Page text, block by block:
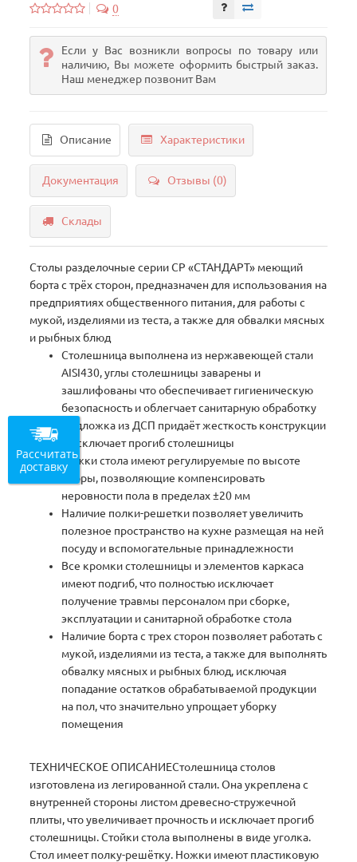
0
Если у Вас возникли вопросы по товару или
наличию, Вы можете оформить быстрый заказ.
Наш менеджер позвонит Вам
Описание Характеристики
Документация Отзывы (0)
Склады
Столы разделочные серии СР «СТАНДАРТ» меющий
борта с трёх сторон, предназначен для использования на
предприятиях общественного питания, для работы с
мукой, изделиями из теста, а также для обвалки мясных
и рыбных блюд
Столешница выполнена из нержавеющей стали
AISI430, углы столешницы заварены и
зашлифованы что обеспечивает гигиеническую
безопасность и облегчает санитарную обработку
Подложка из ДСП придаёт жесткость конструкции
и исключает прогиб столешницы
Ножки стола имеют регулируемые по высоте
опоры, позволяющие компенсировать
неровности пола в пределах ±20 мм
Наличие полки-решетки позволяет увеличить
полезное пространство на кухне размещая на ней
посуду и вспомогательные принадлежности
Все кромки столешницы и элементов каркаса
имеют подгиб, что полностью исключает
получение травмы персоналом при сборке,
эксплуатации и санитарной обработке стола
Наличие борта с трех сторон позволяет работать с
мукой, изделиями из теста, а также для выполнять
обвалку мясных и рыбных блюд, исключая
попадание остатков обрабатываемой продукции
на пол, что значительно упрощает уборку
помещения
ТЕХНИЧЕСКОЕ ОПИСАНИЕСтолешница столов
изготовлена из легированной стали. Она укреплена с
внутренней стороны листом древесно-стружечной
плиты, что увеличивает прочность и исключает прогиб
столешницы. Стойки стола выполнены в виде уголка.
Стол имеет полку-решётку. Ножки имеют пластиковую
Рассчитать
доставку